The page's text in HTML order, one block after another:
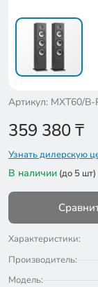
Артикул: MXT60/B-
359 380₸
Узнать дилерскую
В наличии (до 5 шт)
Характеристики:
Производитель:
Модель: